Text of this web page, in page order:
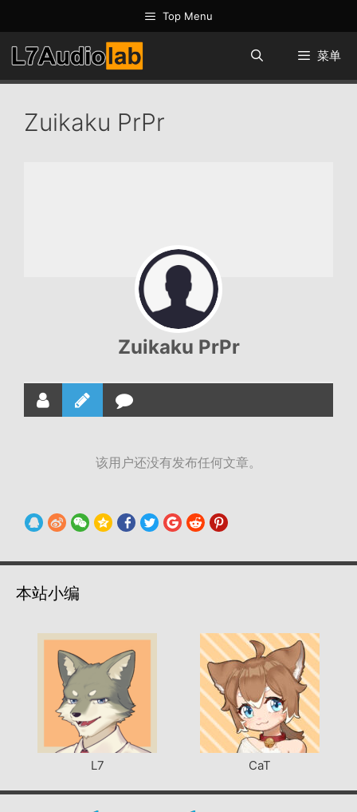
至
内
容
Top Menu
菜单
Zuikaku PrPr
Zuikaku PrPr
该用户还没有发布任何文章。
本站小编
L7 CaT